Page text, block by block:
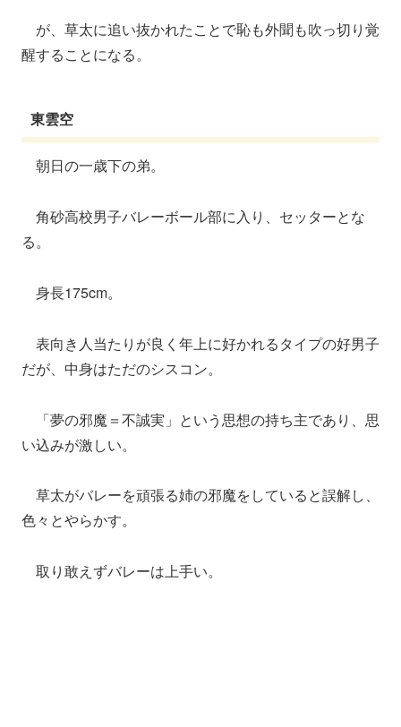
が、草太に追い抜かれたことで恥も外聞も吹っ切り覚
醒することになる。
東雲空
朝日の一歳下の弟。
角砂高校男子バレーボール部に入り、セッターとな
る。
身長175cm。
表向き人当たりが良く年上に好かれるタイプの好男子
だが、中身はただのシスコン。
「夢の邪魔＝不誠実」という思想の持ち主であり、思
い込みが激しい。
草太がバレーを頑張る姉の邪魔をしていると誤解し、
色々とやらかす。
取り敢えずバレーは上手い。